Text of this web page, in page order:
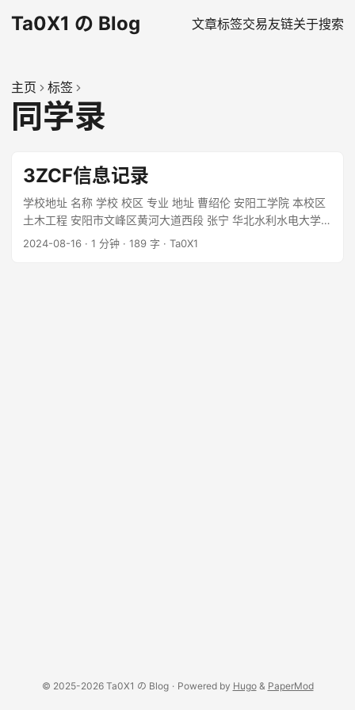
Ta0X1 の Blog 文章标签交易友链关于搜索
主页 标签
同学录
3ZCF信息记录
学校地址 名称 学校 校区 专业 地址 曹绍伦 安阳工学院 本校区
土木工程 安阳市文峰区黄河大道西段 张宁 华北水利水电大学
花园校区 能源动力与工程(水动方向) 郑州市金水区北环路36号
2024-08-16 · 1 分钟 · 189 字 · Ta0X1
© 2025-2026 Ta0X1 の Blog · Powered by Hugo& PaperMod